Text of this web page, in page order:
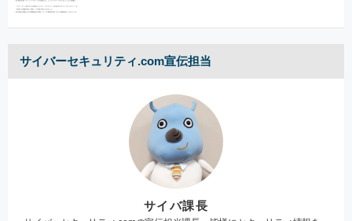
サイバーセキュリティ.com宣伝担当
サイバ課長